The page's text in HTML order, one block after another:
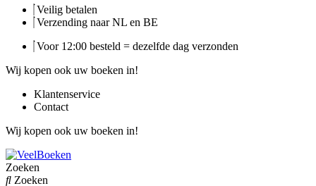
Veilig betalen
Verzending naar NL en BE
Voor 12:00 besteld = dezelfde dag verzonden
Wij kopen ook uw boeken in!
Klantenservice
Contact
Wij kopen ook uw boeken in!
Zoeken
Zoeken